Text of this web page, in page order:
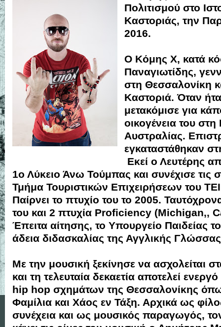
Πολιτισμού στο
Καστοριάς, την
2016.
Ο Κόμης Χ, κατά
Παναγιωτίδης,
στη Θεσσαλονίκη
Καστοριά. Όταν
μετακόμισε για
οικογένεια του
Αυστραλίας.
εγκαταστάθηκαν
Εκεί ο Λευτέρης
1ο Λύκειο Άνω Τούμπας και συνέχισε τις
Τμήμα Τουριστικών Επιχειρήσεων του
Παίρνει το πτυχίο του το 2005.
του και 2 πτυχία Proficiency (Michigan,,
Έπειτα αίτησης, το Υπουργείο Παιδείας
άδεια διδασκαλίας της Αγγλικής
Με την μουσική ξεκίνησε να ασχολείται
και τη τελευταία δεκαετία αποτελεί
hip hop σχημάτων της Θεσσαλονίκης
Φαμίλια και Χάος εν Τάξη. Αρχικά ως
συνέχεια και ως μουσικός παραγωγός,